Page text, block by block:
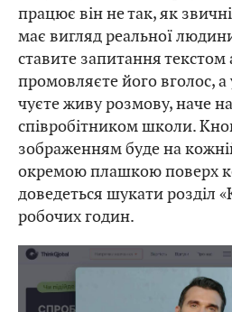
працює він не так, як
має вигляд реальної
ставите запитання текстом
промовляєте його вголос, а
чуєте живу розмову, наче на
співробітником школи.
зображенням буде на
окремою плашкою поверх
доведеться шукати розділ
робочих годин.